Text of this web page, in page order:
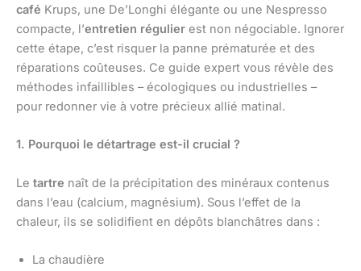
café Krups, une De’Longhi élégante ou une Nespresso
compacte, l’entretien régulier est non négociable. Ignorer
cette étape, c’est risquer la panne prématurée et des
réparations coûteuses. Ce guide expert vous révèle des
méthodes infaillibles – écologiques ou industrielles –
pour redonner vie à votre précieux allié matinal.
1. Pourquoi le détartrage est-il crucial ?
Le tartre naît de la précipitation des minéraux contenus
dans l’eau (calcium, magnésium). Sous l’effet de la
chaleur, ils se solidifient en dépôts blanchâtres dans :
La chaudière